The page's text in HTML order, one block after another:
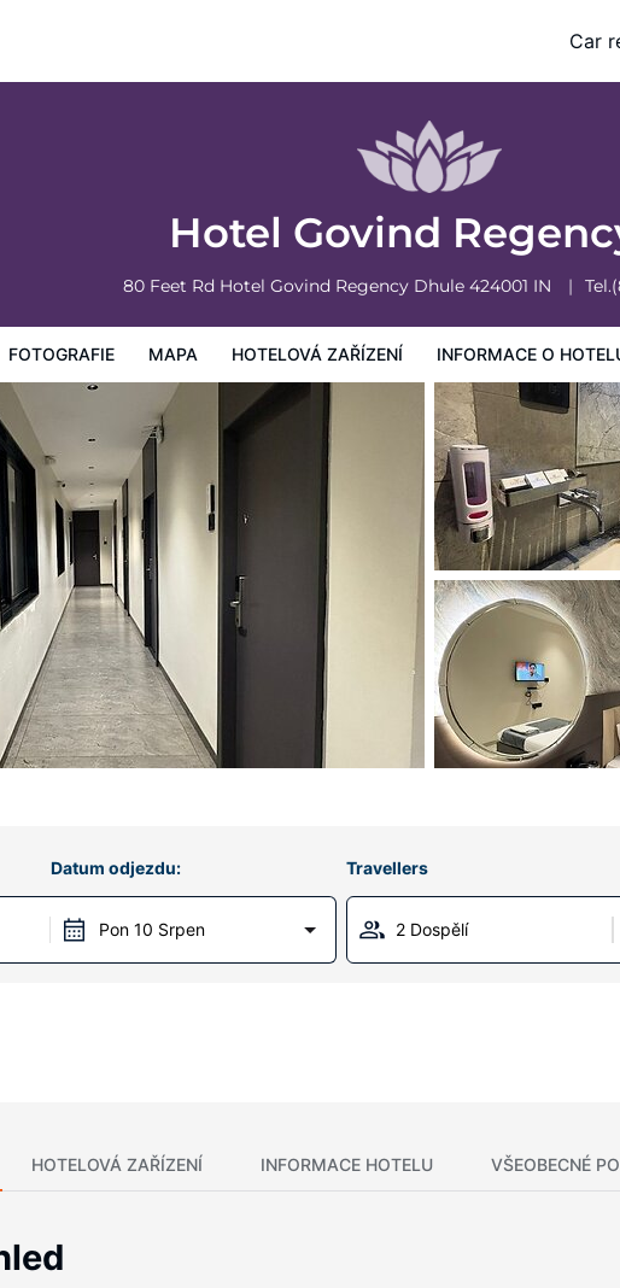
Car
Hotel Govind
80 Feet Rd Hotel Govind Regency Dhule 424001 IN Tel.
FOTOGRAFIE MAPA HOTELOVÁ ZAŘÍZENÍ INFORMACE O
Datum odjezdu:
Pon 10 Srpen
Travellers
2 Dospělí
HOTELOVÁ ZAŘÍZENÍ INFORMACE HOTELU VŠEOBECNÉ